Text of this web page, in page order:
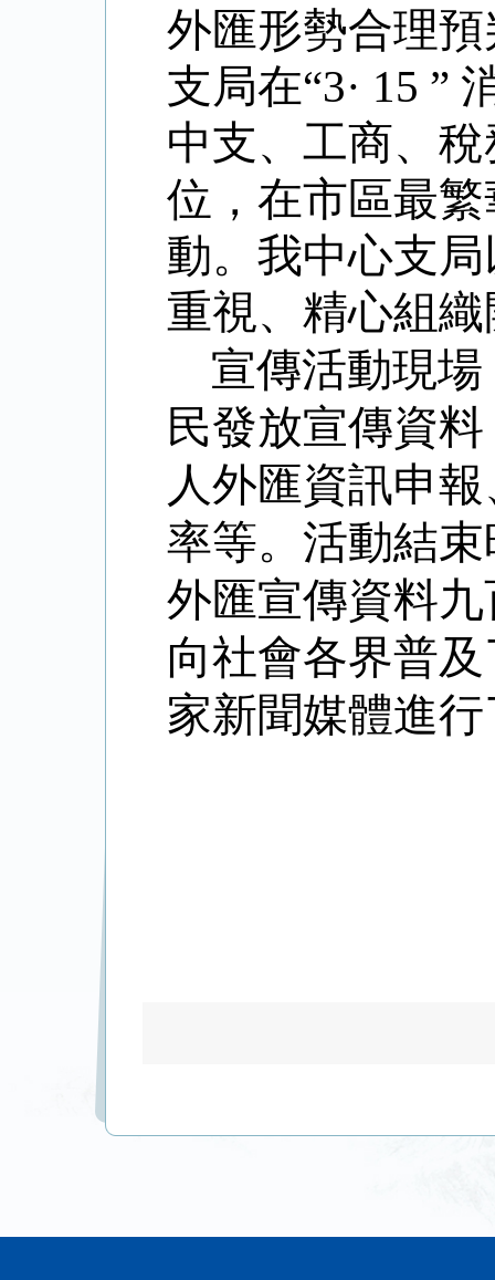
外匯形勢合理
支局在“3· 15 ”
中支、工商、
位，在市區最
動。我中心支
重視、精心組
宣傳活動現
民發放宣傳資
人外匯資訊申
率等。活動結
外匯宣傳資料
向社會各界普
家新聞媒體進